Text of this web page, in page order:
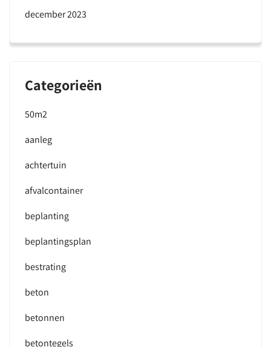
december 2023
Categorieën
50m2
aanleg
achtertuin
afvalcontainer
beplanting
beplantingsplan
bestrating
beton
betonnen
betontegels